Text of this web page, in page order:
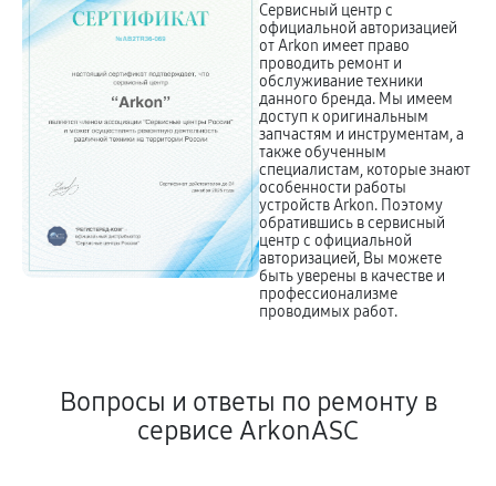
Сервисный центр с
официальной авторизацией
от Arkon имеет право
проводить ремонт и
обслуживание техники
данного бренда. Мы имеем
доступ к оригинальным
запчастям и инструментам, а
также обученным
специалистам, которые знают
особенности работы
устройств Arkon. Поэтому
обратившись в сервисный
центр с официальной
авторизацией, Вы можете
быть уверены в качестве и
профессионализме
проводимых работ.
Вопросы и ответы по ремонту в
сервисе ArkonASC